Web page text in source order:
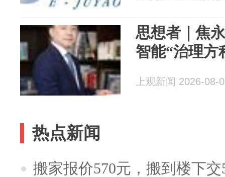
思想者｜焦
智能“治理方
上观新闻 2026-08-
热点新闻
搬家报价570元，搬到楼下